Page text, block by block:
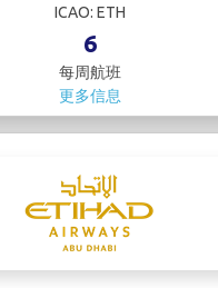
ICAO: ETH
6
每周航班
更多信息